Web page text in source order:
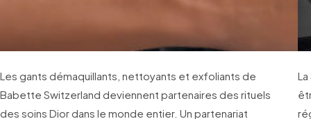
Les gants démaquillants, nettoyants et exfoliants de
Babette Switzerland deviennent partenaires des rituels
des soins Dior dans le monde entier. Un partenariat